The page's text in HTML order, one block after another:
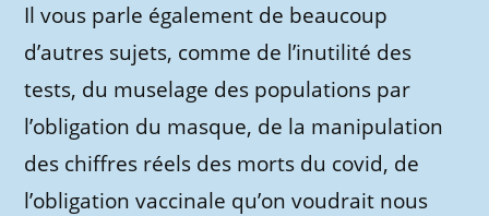
Il vous parle également de beaucoup
d’autres sujets, comme de l’inutilité des
tests, du muselage des populations par
l’obligation du masque, de la manipulation
des chiffres réels des morts du covid, de
l’obligation vaccinale qu’on voudrait nous